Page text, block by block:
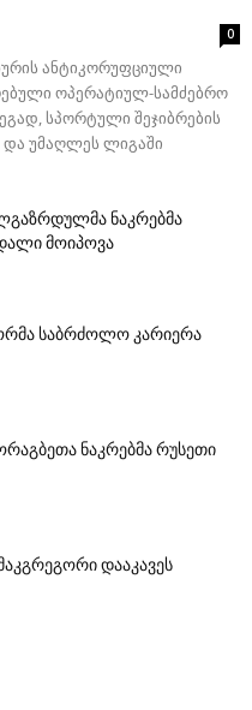
0
ანტიკორუფციული
ოპერატიულ-სამძებრო
სპორტული შეჯიბრების
და უმაღლეს ლიგაში
ნაკრებმა
მოიპოვა
საბრძოლო კარიერა
ნაკრებმა რუსეთი
დააკავეს